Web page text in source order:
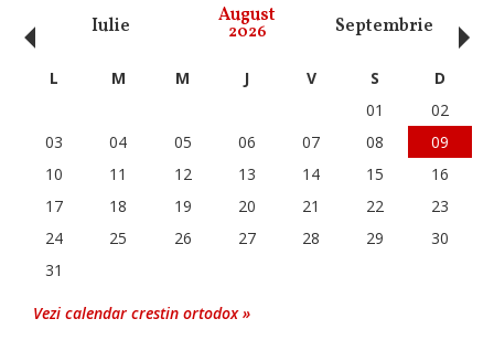
Iulie August
2026 Septembrie
‹ L M M J V S
D
01
02
03
04 05 06 07 08
09
10
11 12 13 14 15
16
17
18 19 20 21 22
23
24
25 26 27 28 29
30
31
Vezi calendar crestin ortodox »